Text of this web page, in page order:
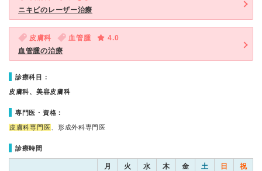
ニキビのレーザー治療
皮膚科 血管腫
4.0
血管腫の治療
診療科目：
皮膚科、美容皮膚科
専門医・資格：
皮膚科専門医 、形成外科専門医
診療時間
月 火 水 木 金 土 日 祝